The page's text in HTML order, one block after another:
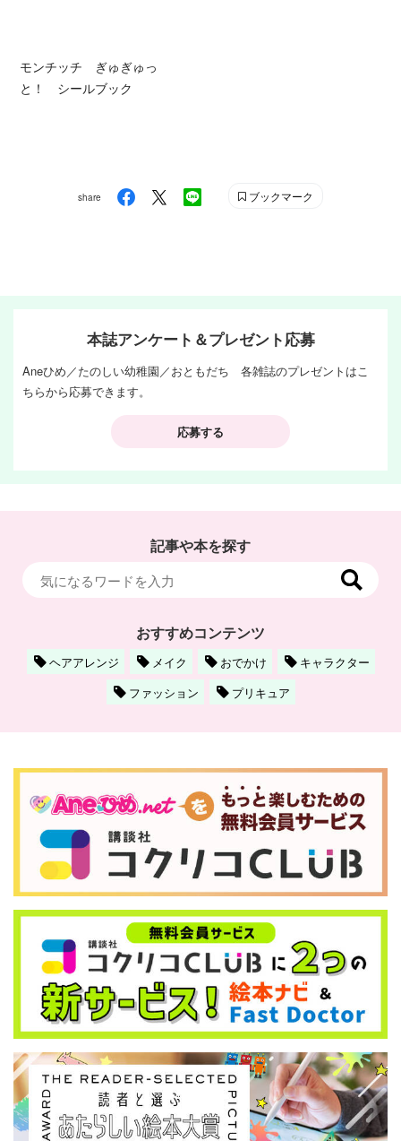
モンチッチ ぎゅぎゅっ
と！ シールブック
share ブックマーク
本誌アンケート＆プレゼント応募
Aneひめ／たのしい幼稚園／おともだち 各雑誌のプレゼントはこ
ちらから応募できます。
応募する
記事や本を探す
おすすめコンテンツ
ヘアアレンジ メイク おでかけ
キャラクター
ファッション
プリキュア